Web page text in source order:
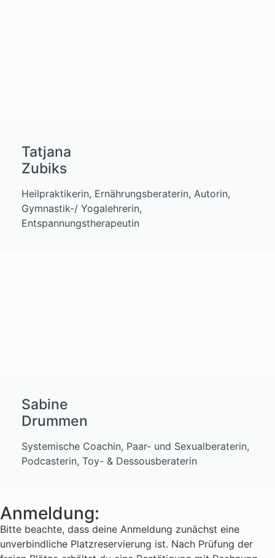
Tatjana
Zubiks
Heilpraktikerin, Ernährungsberaterin, Autorin,
Gymnastik-/ Yogalehrerin,
Entspannungstherapeutin
Sabine
Drummen
Systemische Coachin, Paar- und Sexualberaterin,
Podcasterin, Toy- & Dessousberaterin
Anmeldung:
Bitte beachte, dass deine Anmeldung zunächst eine
unverbindliche Platzreservierung ist. Nach Prüfung der